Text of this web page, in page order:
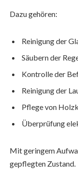
Dazu gehören:
Reinigung der
Säubern der
Kontrolle der
Reinigung der
Pflege von
Überprüfung
Mit geringem
gepflegten Zustand.